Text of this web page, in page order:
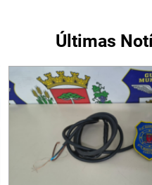
Últimas